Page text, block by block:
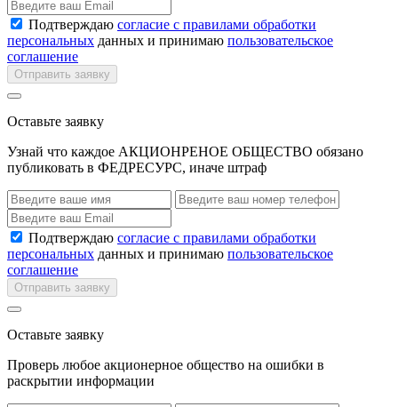
Подтверждаю согласие с правилами обработки
персональных данных и принимаю пользовательское
соглашение
Отправить заявку
Оставьте заявку
Узнай что каждое АКЦИОНРЕНОЕ ОБЩЕСТВО обязано
публиковать в ФЕДРЕСУРС, иначе штраф
Подтверждаю согласие с правилами обработки
персональных данных и принимаю пользовательское
соглашение
Отправить заявку
Оставьте заявку
Проверь любое акционерное общество на ошибки в
раскрытии информации